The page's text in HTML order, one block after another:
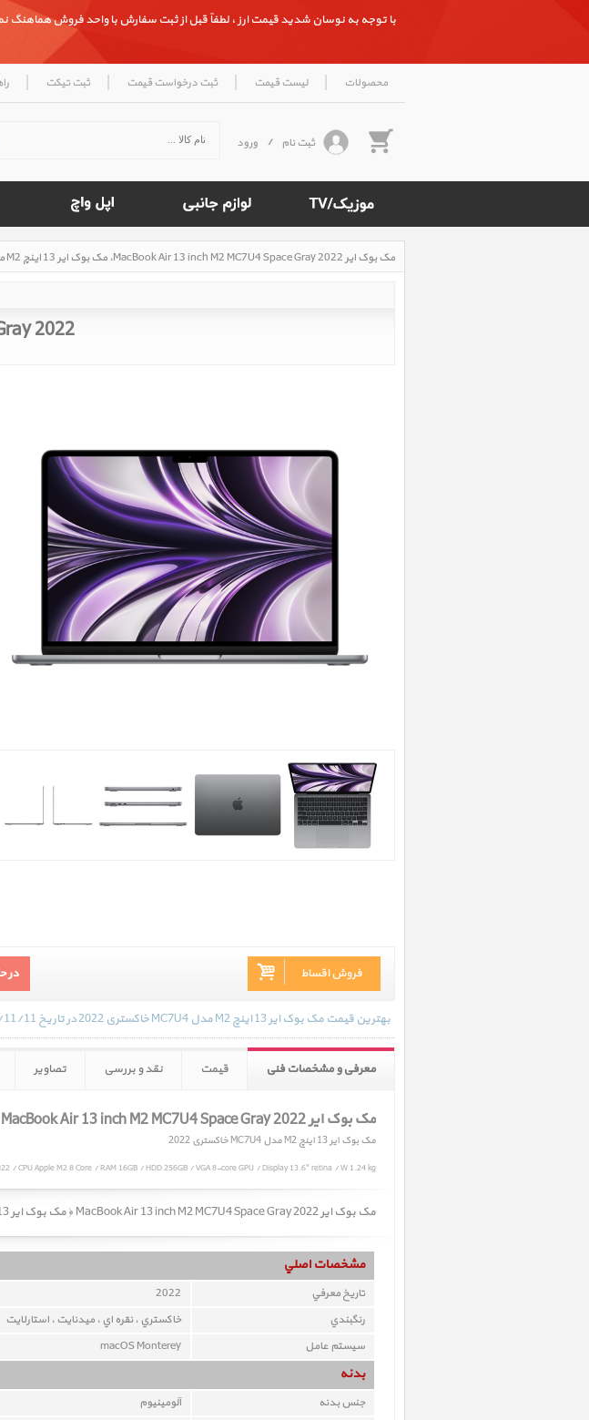
با توجه به نوسان شدید قیمت ارز ، لطفاً قبل از ثبت سفارش با واحد فروش هماهنگ نمایید ...
محصولات | لیست قیمت | ثبت درخواست قیمت | ثبت تیکت |
ثبت نام / ورود
مک بوک ایر MacBook Air 13 inch M2 MC7U4 Space Gray 2022، مک بوک ایر 13 اینچ M2 مدل MC7U4 خاکستری 2022
Rated
2022
در فروش اقساط
بهترین قیمت مک بوک ایر 13 اینچ M2 مدل MC7U4 خاکستری 2022 در تاریخ 1404/11/11 - 17:13 با انواع گارانتی و رنگ بندی های موجود به روز رسانی شده است.
معرفی و مشخصات فنی قیمت نقد و بررسی تصاویر
مک بوک ایر MacBook Air 13 inch M2 MC7U4 Space Gray 2022
مک بوک ایر 13 اینچ M2 مدل MC7U4 خاکستری 2022
/ CPU Apple M2 8 Core / RAM 16GB / HDD 256GB / VGA 8-core GPU / Display 13.6" retina / W 1.24 kg
مک بوک ایر MacBook Air 13 inch M2 MC7U4 Space Gray 2022 ﴿ مک بوک ایر 13 اینچ M2 مدل MC7U4 خاکستری 2022 ﴾ در حال حاضر در انبار موجود نمیباشد.
مشخصات اصلي
تاريخ معرفي
2022
رنگبندي
خاکستري ، نقره اي ، میدنایت ، استارلایت
سيستم عامل
macOS Monterey
بدنه
جنس بدنه
آلومينيوم